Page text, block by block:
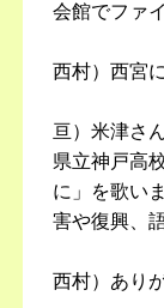
会館でファ
西村）西宮
亘）米津さ
県立神戸高
に」を歌い
害や復興、
西村）あり